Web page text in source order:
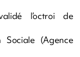
l’octroi de
Sociale (Agence